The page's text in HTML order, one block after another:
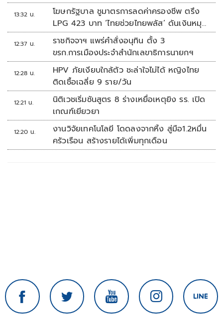
13:32 น.
โฆษกรัฐบาล ชูมาตรการลดค่าครองชีพ ตรึง
LPG 423 บาท ‘ไทยช่วยไทยพลัส’ ดันเงินหมุน
แสนล้าน
12:37 น.
ราชกิจจาฯ แพร่คำสั่งอนุทิน ตั้ง 3
ขรก.การเมืองประจำสำนักเลขาธิการนายกฯ
12:28 น.
HPV ภัยเงียบใกล้ตัว ชะล่าใจไม่ได้ หญิงไทย
ติดเชื้อเฉลี่ย 9 ราย/วัน
12:21 น.
นิติเวชเริ่มชันสูตร 8 ร่างเหยื่อเหตุยิง รร. เปิด
เกณฑ์เยียวยา
12:20 น.
งานวิจัยเทคโนโลยี โดดลงจากหิ้ง สู่มือ1.2หมื่น
ครัวเรือน สร้างรายได้เพิ่มทุกเดือน